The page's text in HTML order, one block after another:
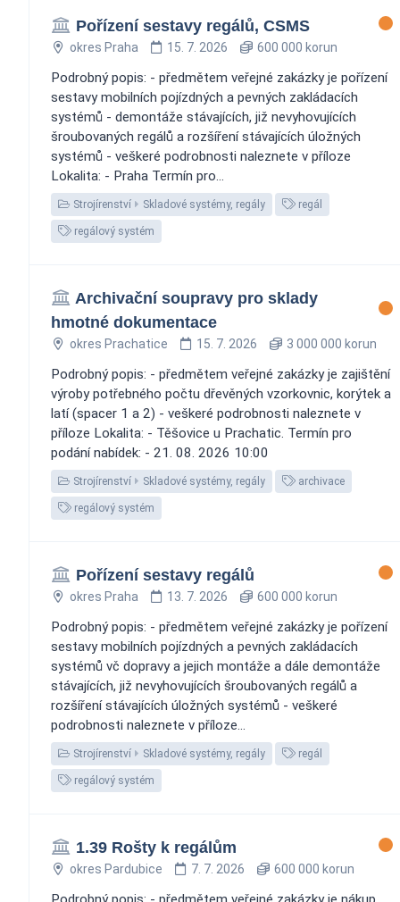
Pořízení sestavy regálů, CSMS
okres Praha 15. 7. 2026 600 000 korun
Podrobný popis: - předmětem veřejné zakázky je pořízení
sestavy mobilních pojízdných a pevných zakládacích
systémů - demontáže stávajících, již nevyhovujících
šroubovaných regálů a rozšíření stávajících úložných
systémů - veškeré podrobnosti naleznete v příloze
Lokalita: - Praha Termín pro...
Strojírenství Skladové systémy, regály regál
regálový systém
Archivační soupravy pro sklady
hmotné dokumentace
okres Prachatice 15. 7. 2026 3 000 000 korun
Podrobný popis: - předmětem veřejné zakázky je zajištění
výroby potřebného počtu dřevěných vzorkovnic, korýtek a
latí (spacer 1 a 2) - veškeré podrobnosti naleznete v
příloze Lokalita: - Těšovice u Prachatic. Termín pro
podání nabídek: - 21. 08. 2026 10:00
Strojírenství Skladové systémy, regály archivace
regálový systém
Pořízení sestavy regálů
okres Praha 13. 7. 2026 600 000 korun
Podrobný popis: - předmětem veřejné zakázky je pořízení
sestavy mobilních pojízdných a pevných zakládacích
systémů vč dopravy a jejich montáže a dále demontáže
stávajících, již nevyhovujících šroubovaných regálů a
rozšíření stávajících úložných systémů - veškeré
podrobnosti naleznete v příloze...
Strojírenství Skladové systémy, regály regál
regálový systém
1.39 Rošty k regálům
okres Pardubice 7. 7. 2026 600 000 korun